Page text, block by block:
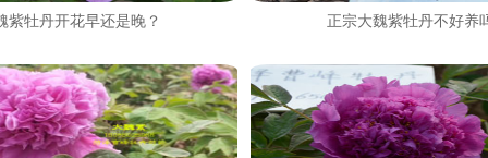
紫牡丹开花早还是晚？ 正宗大魏紫牡丹不好养